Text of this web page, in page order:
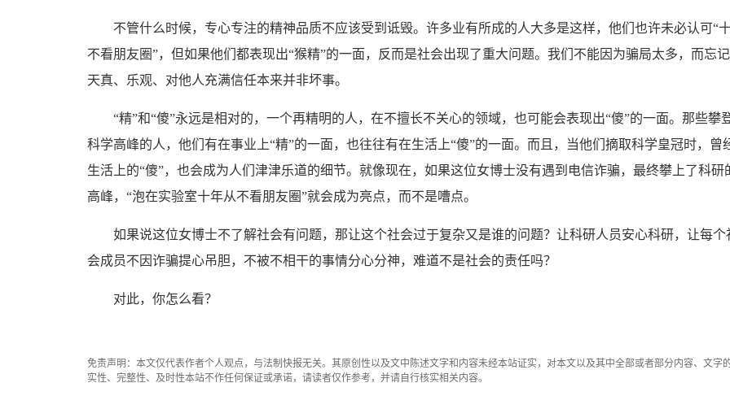
不管什么时候，专心专注的精神品质不应该受到诋毁。许多业有所成的人大多是这样，他们也许未必认可“
不看朋友圈”，但如果他们都表现出“猴精”的一面，反而是社会出现了重大问题。我们不能因为骗局太多，而忘
天真、乐观、对他人充满信任本来并非坏事。
“精”和“傻”永远是相对的，一个再精明的人，在不擅长不关心的领域，也可能会表现出“傻”的一面。那些攀
科学高峰的人，他们有在事业上“精”的一面，也往往有在生活上“傻”的一面。而且，当他们摘取科学皇冠时，曾
生活上的“傻”，也会成为人们津津乐道的细节。就像现在，如果这位女博士没有遇到电信诈骗，最终攀上了科研
高峰，“泡在实验室十年从不看朋友圈”就会成为亮点，而不是嘈点。
如果说这位女博士不了解社会有问题，那让这个社会过于复杂又是谁的问题？让科研人员安心科研，让每个
会成员不因诈骗提心吊胆，不被不相干的事情分心分神，难道不是社会的责任吗？
对此，你怎么看？
免责声明：本文仅代表作者个人观点，与法制快报无关。其原创性以及文中陈述文字和内容未经本站证实，对本文以及其中全部或者部分内容、文字
实性、完整性、及时性本站不作任何保证或承诺，请读者仅作参考，并请自行核实相关内容。